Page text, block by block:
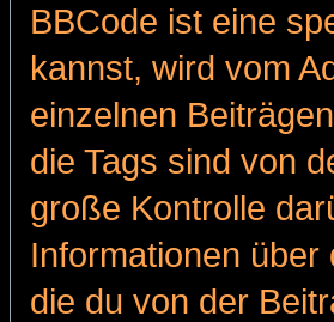
BBCode ist eine
kannst, wird vom
einzelnen
die Tags sind von
große Kontrolle
Informationen
die du von der